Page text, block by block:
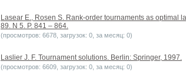
Lasear E., Rosen S. Rank-order tournaments as optimal
89. N 5. P. 841 – 864.
(просмотров: 6678, загрузок: 0, за месяц: 0)
Laslier J. F. Tournament solutions. Berlin: Springer, 1997.
(просмотров: 6609, загрузок: 0, за месяц: 0)